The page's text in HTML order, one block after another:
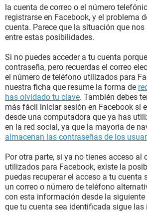
la cuenta de correo o el número
registrarse en Facebook, y el problema
cuenta. Parece que la situación que
entre estas posibilidades.
Si no puedes acceder a tu cuenta
contraseña, pero recuerdas el correo
el número de teléfono utilizados para
nuestra ficha que resume la forma de
has olvidado tu clave. También debes
más fácil iniciar sesión en Facebook si
desde una computadora que ya has
en la red social, ya que la mayoría de
almacenan las contraseñas de los
Por otra parte, si ya no tienes acceso al
utilizados para Facebook, existe la
puedas recuperar el acceso a tu cuenta
un correo o número de teléfono
con esta información desde la siguiente
que tu cuenta sea identificada sigue las